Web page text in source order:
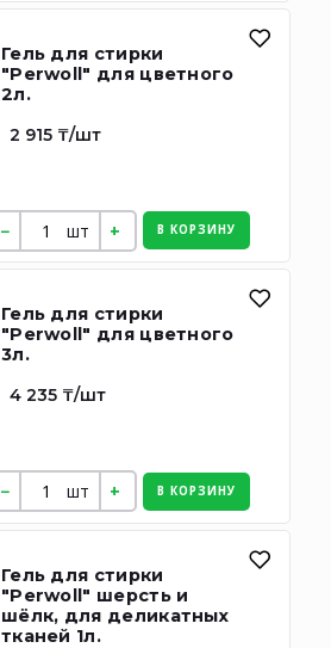
Гель для стирки
"Perwoll" для цветного
2л.
2 915 ₸/шт
шт В КОРЗИНУ
Гель для стирки
"Perwoll" для цветного
3л.
4 235 ₸/шт
шт В КОРЗИНУ
Гель для стирки
"Perwoll" шерсть и
шёлк, для деликатных
тканей 1л.